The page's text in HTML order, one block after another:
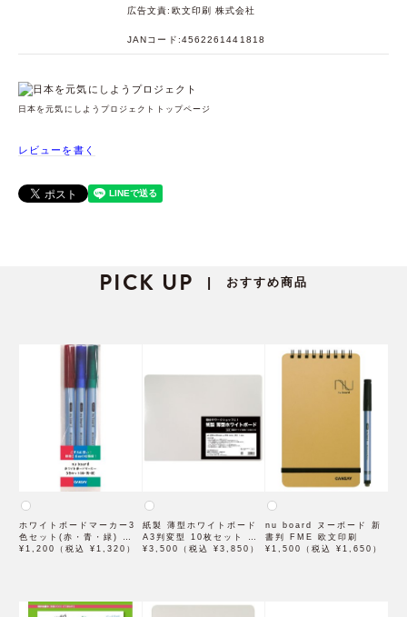
広告文責:欧文印刷 株式会社
JANコード:4562261441818
日本を元気にしようプロジェクトトップページ
レビューを書く
PICK UP | おすすめ商品
ホワイトボードマーカー3
色セット(赤・青・緑) 欧
文印刷
¥1,200（税込 ¥1,320）
紙製 薄型ホワイトボード
A3判変型 10枚セット 欧
文印刷
¥3,500（税込 ¥3,850）
nu board ヌーボード 新
書判 FME 欧文印刷
¥1,500（税込 ¥1,650）